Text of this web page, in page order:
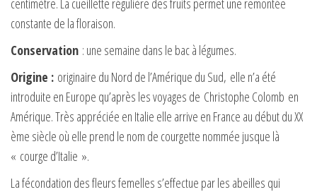
constante de la floraison.
Conservation : une semaine dans le bac à légumes.
Origine : originaire du Nord de l’Amérique du Sud, elle n’a été
introduite en Europe qu’après les voyages de Christophe Colomb en
Amérique. Très appréciée en Italie elle arrive en France au début du XX
ème siècle où elle prend le nom de courgette nommée jusque là
« courge d’Italie ».
La fécondation des fleurs femelles s’effectue par les abeilles qui